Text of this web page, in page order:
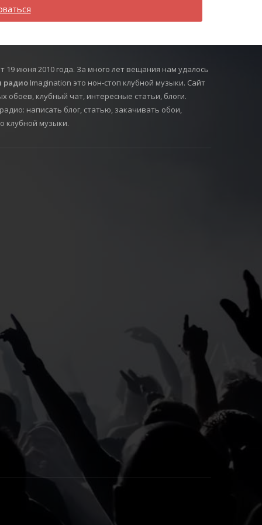
июня 2010 года. За много лет вещания нам удалось
радио Imagination это нон-стоп клубной музыки. Сайт
обоев, клубный чат, интересные статьи, блоги.
написать блог, статью, закачивать обои,
клубной музыки.